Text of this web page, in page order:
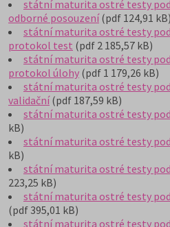
státní maturita ostré testy
odborné posouzení(pdf 124,91 kB)
státní maturita ostré testy
protokol test (pdf 2 185,57 kB)
státní maturita ostré testy
protokol úlohy (pdf 1 179,26 kB)
státní maturita ostré testy
validační(pdf 187,59 kB)
státní maturita ostré testy
kB)
státní maturita ostré testy
kB)
státní maturita ostré testy
223,25 kB)
státní maturita ostré testy
(pdf 395,01 kB)
státní maturita ostré testy